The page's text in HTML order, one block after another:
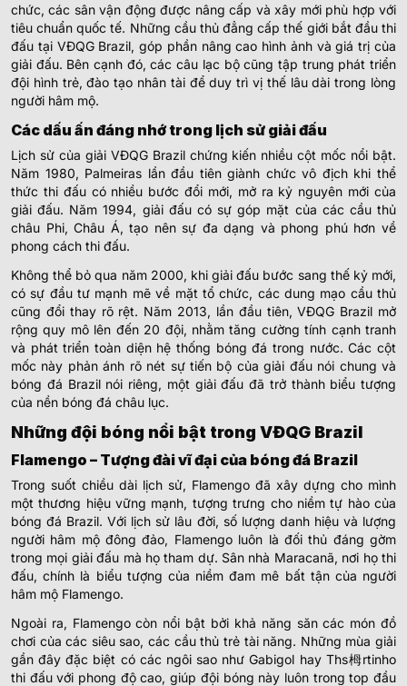
chức, các sân vận động được nâng cấp và xây mới phù hợp với
tiêu chuẩn quốc tế. Những cầu thủ đẳng cấp thế giới bắt đầu thi
đấu tại VĐQG Brazil, góp phần nâng cao hình ảnh và giá trị của
giải đấu. Bên cạnh đó, các câu lạc bộ cũng tập trung phát triển
đội hình trẻ, đào tạo nhân tài để duy trì vị thế lâu dài trong lòng
người hâm mộ.
Các dấu ấn đáng nhớ trong lịch sử giải đấu
Lịch sử của giải VĐQG Brazil chứng kiến nhiều cột mốc nổi bật.
Năm 1980, Palmeiras lần đầu tiên giành chức vô địch khi thể
thức thi đấu có nhiều bước đổi mới, mở ra kỷ nguyên mới của
giải đấu. Năm 1994, giải đấu có sự góp mặt của các cầu thủ
châu Phi, Châu Á, tạo nên sự đa dạng và phong phú hơn về
phong cách thi đấu.
Không thể bỏ qua năm 2000, khi giải đấu bước sang thế kỷ mới,
có sự đầu tư mạnh mẽ về mặt tổ chức, các dung mạo cầu thủ
cũng đổi thay rõ rệt. Năm 2013, lần đầu tiên, VĐQG Brazil mở
rộng quy mô lên đến 20 đội, nhằm tăng cường tính cạnh tranh
và phát triển toàn diện hệ thống bóng đá trong nước. Các cột
mốc này phản ánh rõ nét sự tiến bộ của giải đấu nói chung và
bóng đá Brazil nói riêng, một giải đấu đã trở thành biểu tượng
của nền bóng đá châu lục.
Những đội bóng nổi bật trong VĐQG Brazil
Flamengo – Tượng đài vĩ đại của bóng đá Brazil
Trong suốt chiều dài lịch sử, Flamengo đã xây dựng cho mình
một thương hiệu vững mạnh, tượng trưng cho niềm tự hào của
bóng đá Brazil. Với lịch sử lâu đời, số lượng danh hiệu và lượng
người hâm mộ đông đảo, Flamengo luôn là đối thủ đáng gờm
trong mọi giải đấu mà họ tham dự. Sân nhà Maracanã, nơi họ thi
đấu, chính là biểu tượng của niềm đam mê bất tận của người
hâm mộ Flamengo.
Ngoài ra, Flamengo còn nổi bật bởi khả năng săn các món đồ
chơi của các siêu sao, các cầu thủ trẻ tài năng. Những mùa giải
gần đây đặc biệt có các ngôi sao như Gabigol hay Ths栂rtinho
thi đấu với phong độ cao, giúp đội bóng này luôn trong top đầu